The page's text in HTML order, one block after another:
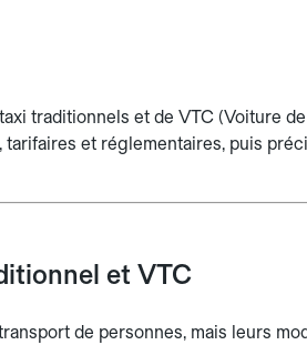
traditionnels et de VTC (Voiture
et réglementaires, puis
et VTC
de personnes, mais leurs